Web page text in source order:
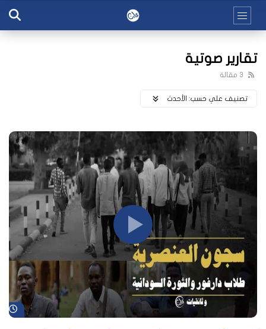
تقارير صوتية
3 مقالة
تصنيف علي حسب: اﻷحدث